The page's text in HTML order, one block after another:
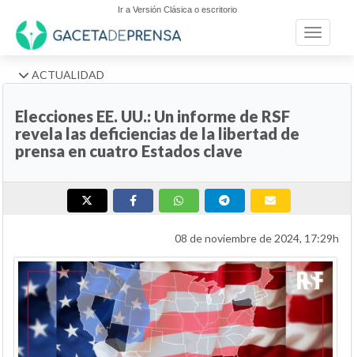
Ir a Versión Clásica o escritorio
Toggle
ACTUALIDAD
Elecciones EE. UU.: Un informe de RSF
revela las deficiencias de la libertad de
prensa en cuatro Estados clave
08 de noviembre de 2024, 17:29h